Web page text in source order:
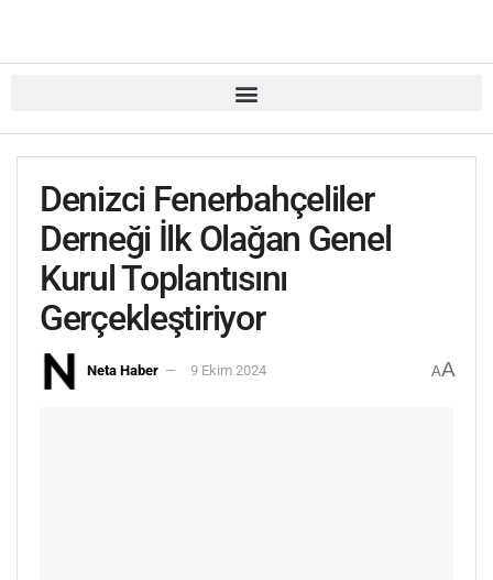
Denizci Fenerbahçeliler
Derneği İlk Olağan Genel
Kurul Toplantısını
Gerçekleştiriyor
Neta Haber 9 Ekim 2024 AA